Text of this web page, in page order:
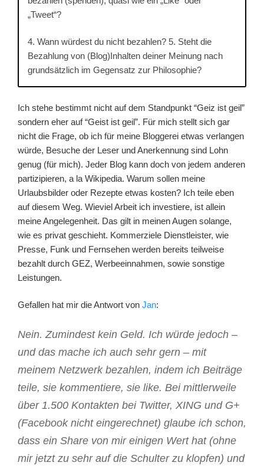
„Tweet“?
4. Wann würdest du nicht bezahlen? 5. Steht die
Bezahlung von (Blog)Inhalten deiner Meinung nach
grundsätzlich im Gegensatz zur Philosophie?
Ich stehe bestimmt nicht auf dem Standpunkt “Geiz ist geil”
sondern eher auf “Geist ist geil”. Für mich stellt sich gar
nicht die Frage, ob ich für meine Bloggerei etwas verlangen
würde, Besuche der Leser und Anerkennung sind Lohn
genug (für mich). Jeder Blog kann doch von jedem anderen
partizipieren, a la Wikipedia. Warum sollen meine
Urlaubsbilder oder Rezepte etwas kosten? Ich teile eben
auf diesem Weg. Wieviel Arbeit ich investiere, ist allein
meine Angelegenheit. Das gilt in meinen Augen solange,
wie es privat geschieht. Kommerziele Dienstleister, wie
Presse, Funk und Fernsehen werden bereits teilweise
bezahlt durch GEZ, Werbeeinnahmen, sowie sonstige
Leistungen.
Gefallen hat mir die Antwort von Jan:
Nein. Zumindest kein Geld. Ich würde jedoch –
und das mache ich auch sehr gern – mit
meinem Netzwerk bezahlen, indem ich Beiträge
teile, sie kommentiere, sie like. Bei mittlerweile
über 1.500 Kontakten bei Twitter, XING und G+
(Facebook nicht eingerechnet) glaube ich schon,
dass ein Share von mir einigen Wert hat (ohne
mir jetzt zu sehr auf die Schulter zu klopfen) und